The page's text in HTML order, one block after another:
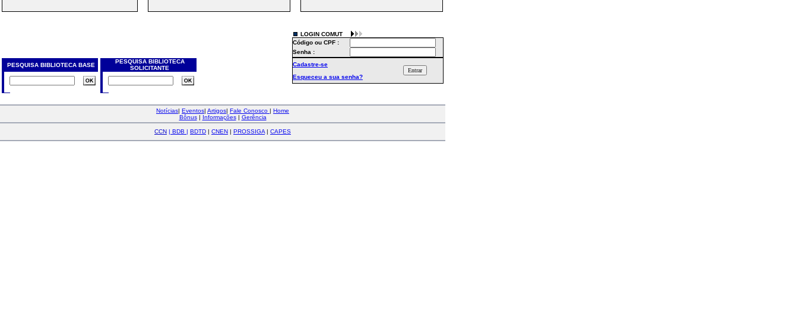
PESQUISA BIBLIOTECA BASE
PESQUISA BIBLIOTECA
SOLICITANTE
LOGIN COMUT
Código ou CPF :
Senha :
Cadastre-se
Esqueceu a sua senha?
Notícias| Eventos| Artigos| Fale Conosco | Home
Bônus| Informações| Gerência
CCN | BDB | BDTD | CNEN | PROSSIGA | CAPES